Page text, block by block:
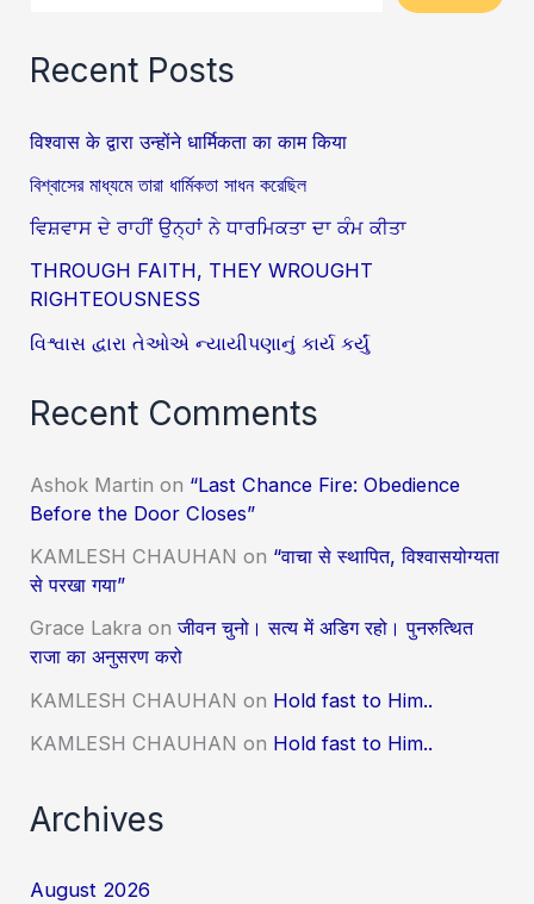
Recent Posts
विश्वास के द्वारा उन्होंने धार्मिकता का काम किया
বিশ্বাসের মাধ্যমে তারা ধার্মিকতা সাধন করেছিল
ਵਿਸ਼ਵਾਸ ਦੇ ਰਾਹੀਂ ਉਨ੍ਹਾਂ ਨੇ ਧਾਰਮਿਕਤਾ ਦਾ ਕੰਮ ਕੀਤਾ
THROUGH FAITH, THEY WROUGHT
RIGHTEOUSNESS
વિશ્વાસ દ્વારા તેઓએ ન્યાયીપણાનું કાર્ય કર્યું
Recent Comments
Ashok Martin on “Last Chance Fire: Obedience
Before the Door Closes”
KAMLESH CHAUHAN on “वाचा से स्थापित, विश्वासयोग्यता
से परखा गया”
Grace Lakra onजीवन चुनो। सत्य में अडिग रहो। पुनरुत्थित
राजा का अनुसरण करो
KAMLESH CHAUHAN on Hold fast to Him..
KAMLESH CHAUHAN on Hold fast to Him..
Archives
August 2026